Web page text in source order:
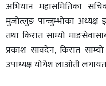
अभियान महासमितिका
मुजोत्लुङ पान्जुम्भोका अध्यक्ष
तथा किरात साम्यो
प्रकाश सावदेन, किरात
उपाध्यक्ष योगेश लाओती